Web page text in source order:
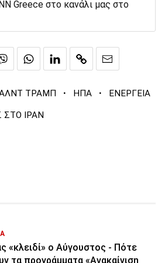
Greece στο κανάλι μας στο
ΤΡΑΜΠ · ΗΠΑ · ΕΝΕΡΓΕΙΑ
ΙΡΑΝ
«κλειδί» ο Αύγουστος - Πότε
τα προγράμματα «Ανακαίνιση